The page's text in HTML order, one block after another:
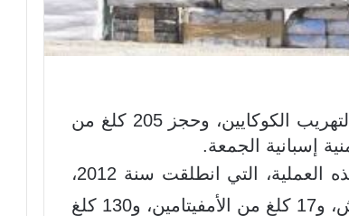
تمكنت مصالح الشرطة الإسبانية من تفكيك شبكة لتهريب الكوكايين، وحجز 205 كلغ من
إسبانية الجمعة.
وذكر بلاغ للحرس المدني الإسباني أنه تم خلال هذه العملية، التي انطلقت سنة 2012،
القبض على 36 شخصا، وحجز 120 كلغ من الحشيش، و17 كلغ من الأمفيتامين، و130 كلغ